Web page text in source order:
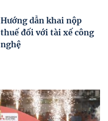
Hướng dẫn khai nộp
thuế đối với tài xế công
nghệ